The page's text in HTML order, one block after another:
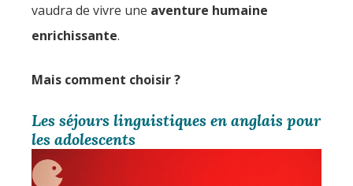
vaudra de vivre une aventure humaine
enrichissante.
Mais comment choisir ?
Les séjours linguistiques en anglais pour
les adolescents